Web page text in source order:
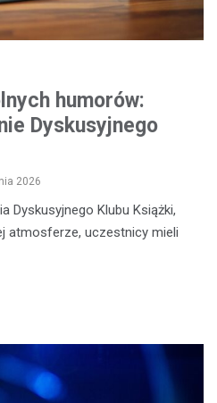
humorów:
Dyskusyjnego
2026
Dyskusyjnego Klubu Książki,
atmosferze, uczestnicy mieli